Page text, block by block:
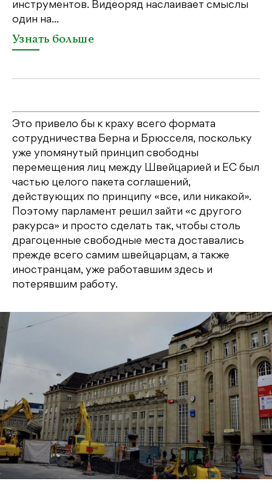
инструментов. Видеоряд наслаивает смыслы
один на...
Узнать больше
Это привело бы к краху всего формата
сотрудничества Берна и Брюсселя, поскольку
уже упомянутый принцип свободны
перемещения лиц между Швейцарией и ЕС был
частью целого пакета соглашений,
действующих по принципу «все, или никакой».
Поэтому парламент решил зайти «с другого
ракурса» и просто сделать так, чтобы столь
драгоценные свободные места доставались
прежде всего самим швейцарцам, а также
иностранцам, уже работавшим здесь и
потерявшим работу.